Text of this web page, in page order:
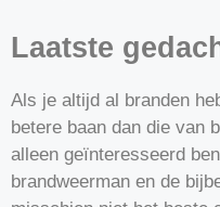
Laatste
Als je altijd al branden
betere baan dan die van
alleen geïnteresseerd
brandweerman en de